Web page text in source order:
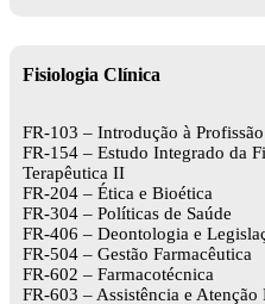
Fisiologia Clínica
FR-103 – Introdução à
FR-154 – Estudo Integrado da
Terapêutica II
FR-204 – Ética e Bioética
FR-304 – Políticas de Saúde
FR-406 – Deontologia e
FR-504 – Gestão Farmacêutica
FR-602 – Farmacotécnica
FR-603 – Assistência e Atenção